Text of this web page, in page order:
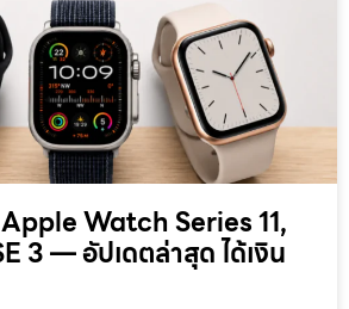
Watch Series 11,
3 — อัปเดตล่าสุด ได้เงิน